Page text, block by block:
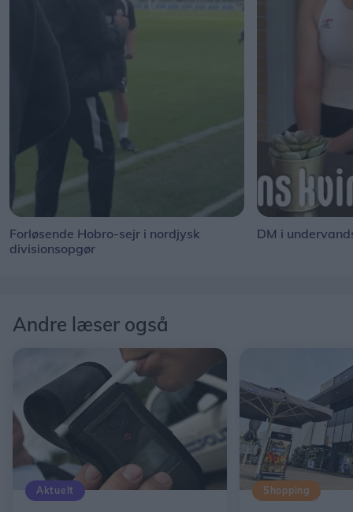
Forløsende Hobro-sejr i nordjysk
divisionsopgør
DM i
Andre læser også
Aktuelt Shopping